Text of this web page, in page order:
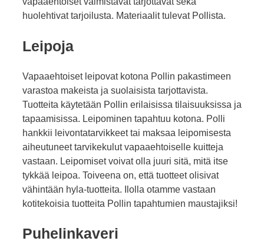
huolehtivat tarjoilusta. Materiaalit tulevat Pollista.
Leipoja
Vapaaehtoiset leipovat kotona Pollin pakastimeen
varastoa makeista ja suolaisista tarjottavista.
Tuotteita käytetään Pollin erilaisissa tilaisuuksissa ja
tapaamisissa. Leipominen tapahtuu kotona. Polli
hankkii leivontatarvikkeet tai maksaa leipomisesta
aiheutuneet tarvikekulut vapaaehtoiselle kuitteja
vastaan. Leipomiset voivat olla juuri sitä, mitä itse
tykkää leipoa. Toiveena on, että tuotteet olisivat
vähintään hyla-tuotteita. Ilolla otamme vastaan
kotitekoisia tuotteita Pollin tapahtumien maustajiksi!
Puhelinkaveri